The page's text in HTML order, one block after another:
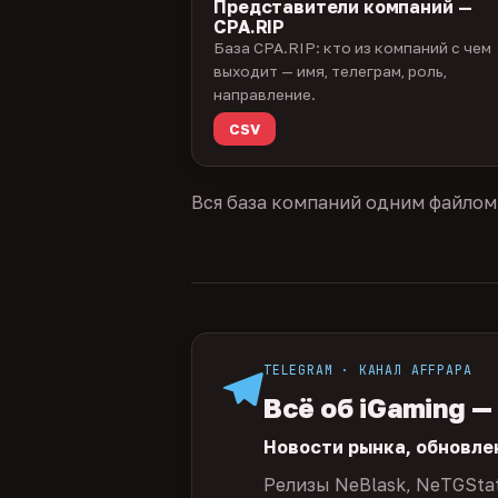
Представители компаний —
CPA.RIP
База CPA.RIP: кто из компаний с чем
выходит — имя, телеграм, роль,
направление.
CSV
Вся база компаний одним
TELEGRAM · КАНАЛ AFFPAPA
Всё об iGaming
Новости рынка,
Релизы NeBlask,